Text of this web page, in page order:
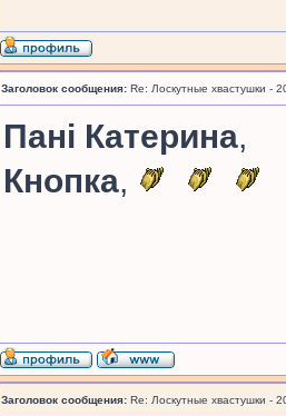
Заголовок сообщения: Re: Лоскутные хвастушки -
Панi Катерина,
Кнопка,
Заголовок сообщения: Re: Лоскутные хвастушки -